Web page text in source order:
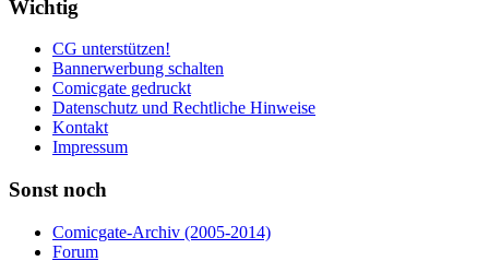
Wichtig
CG unterstützen!
Bannerwerbung schalten
Comicgate gedruckt
Datenschutz und Rechtliche Hinweise
Kontakt
Impressum
Sonst noch
Comicgate-Archiv (2005-2014)
Forum